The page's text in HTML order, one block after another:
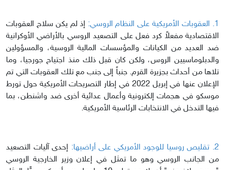
1. العقوبات الأمريكية على النظام الروسي:
إذ لم يكن سلاح العقوبات
الاقتصادية مفعلاً كرد فعل على التصعيد الروسي بالأراضي الأوكرانية
ضد العديد من الكيانات والمؤسسات المالية الروسية، والمسؤولين
والدبلوماسيين الروس، ولكن كان قبل ذلك منذ اجتياح جورجيا، وما
تلاها من أحداث بجزيرة القرم. جنباً إلى جنب مع تلك العقوبات التي تم
الإعلان عنها في إبريل 2022 في إطار التصريحات الأمريكية حول تورط
موسكو في هجمات إلكترونية وأعمال عدائية أخرى ضد واشنطن، بما
فيها التدخل في الانتخابات الرئاسية الأمريكية.
2. تقليص روسيا للوجود الأمريكي على أراضيها:
إحدى آليات التصعيد
من الجانب الروسي وهو ما تمثل في إعلان وزير الخارجية الروسي